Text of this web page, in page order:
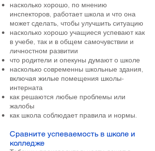
насколько хорошо, по мнению
инспекторов, работает школа и что она
может сделать, чтобы улучшить ситуацию
насколько хорошо учащиеся успевают как
в учебе, так и в общем самочувствии и
личностном развитии
что родители и опекуны думают о школе
насколько современны школьные здания,
включая жилые помещения школы-
интерната
как решаются любые проблемы или
жалобы
как школа соблюдает правила и нормы.
Сравните успеваемость в школе и
колледже